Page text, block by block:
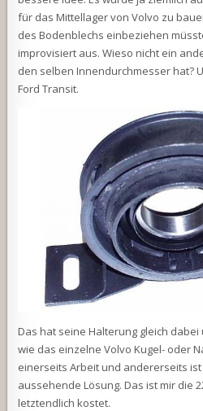
für das Mittellager von Volvo zu
des Bodenblechs einbeziehen
improvisiert aus. Wieso nicht ein
den selben Innendurchmesser hat?
Ford Transit.
Das hat seine Halterung gleich
wie das einzelne Volvo Kugel- oder
einerseits Arbeit und andererseits
aussehende Lösung. Das ist mir die
letztendlich kostet.